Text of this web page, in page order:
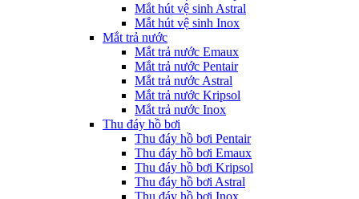
Mắt hút vệ sinh Astral
Mắt hút vệ sinh Inox
Mắt trả nước
Mắt trả nước Emaux
Mắt trả nước Pentair
Mắt trả nước Astral
Mắt trả nước Kripsol
Mắt trả nước Inox
Thu đáy hồ bơi
Thu đáy hồ bơi Pentair
Thu đáy hồ bơi Emaux
Thu đáy hồ bơi Kripsol
Thu đáy hồ bơi Astral
Thu đáy hồ bơi Inox